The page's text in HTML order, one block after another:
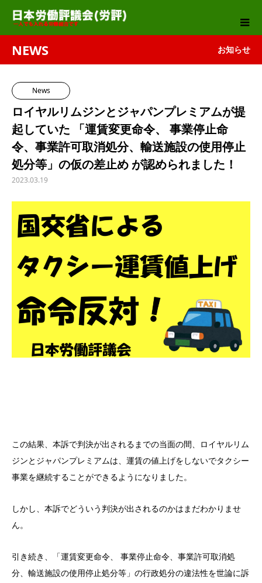
NEWS お知らせ
News
ロイヤルリムジンとジャパンプレミアムが提
起していた 「運賃変更命令、 事業停止命
令、事業許可取消処分、輸送施設の使用停止
処分等」の仮の差止め が認められました！
2023.03.19
この結果、本訴で判決が出されるまでの当面の間、ロイヤルリム
ジンとジャパンプレミアムは、運賃の値上げをしないでタクシー
事業を継続することができるようになりました。
しかし、本訴でどういう判決が出されるのかはまだわかりませ
ん。
引き続き、「運賃変更命令、 事業停止命令、事業許可取消処
分、輸送施設の使用停止処分等」の行政処分の違法性を世論に訴